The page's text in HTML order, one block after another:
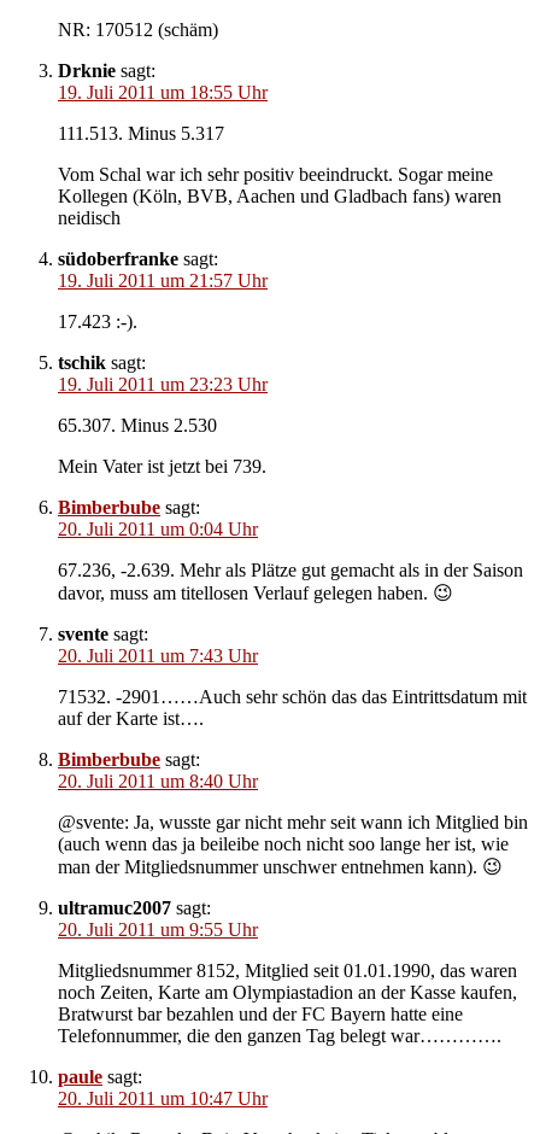
NR: 170512 (schäm)
Drknie sagt:
19. Juli 2011 um 18:55 Uhr
111.513. Minus 5.317
Vom Schal war ich sehr positiv beeindruckt. Sogar meine
Kollegen (Köln, BVB, Aachen und Gladbach fans) waren
neidisch
südoberfranke sagt:
19. Juli 2011 um 21:57 Uhr
17.423 :-).
tschik sagt:
19. Juli 2011 um 23:23 Uhr
65.307. Minus 2.530
Mein Vater ist jetzt bei 739.
Bimberbube sagt:
20. Juli 2011 um 0:04 Uhr
67.236, -2.639. Mehr als Plätze gut gemacht als in der Saison
davor, muss am titellosen Verlauf gelegen haben. 😉
svente sagt:
20. Juli 2011 um 7:43 Uhr
71532. -2901……Auch sehr schön das das Eintrittsdatum mit
auf der Karte ist….
Bimberbube sagt:
20. Juli 2011 um 8:40 Uhr
@svente: Ja, wusste gar nicht mehr seit wann ich Mitglied bin
(auch wenn das ja beileibe noch nicht soo lange her ist, wie
man der Mitgliedsnummer unschwer entnehmen kann). 😉
ultramuc2007 sagt:
20. Juli 2011 um 9:55 Uhr
Mitgliedsnummer 8152, Mitglied seit 01.01.1990, das waren
noch Zeiten, Karte am Olympiastadion an der Kasse kaufen,
Bratwurst bar bezahlen und der FC Bayern hatte eine
Telefonnummer, die den ganzen Tag belegt war………….
paule sagt:
20. Juli 2011 um 10:47 Uhr